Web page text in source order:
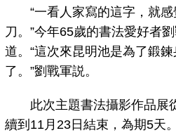
“一看人家寫的這字，就感
刀。”今年65歲的書法愛好者
道。“這次來昆明池是為了鍛
了。”劉戰軍説。
此次主題書法攝影作品展
續到11月23日結束，為期5天